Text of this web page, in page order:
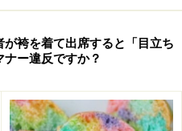
。その場合、草履や鼻緒
履かせるとよい練習になり
が袴を着て出席すると「目立ち
ー違反ですか？